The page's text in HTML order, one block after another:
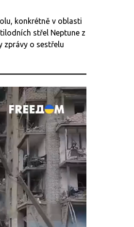
konkrétně v oblasti
střel Neptune z
zprávy o sestřelu